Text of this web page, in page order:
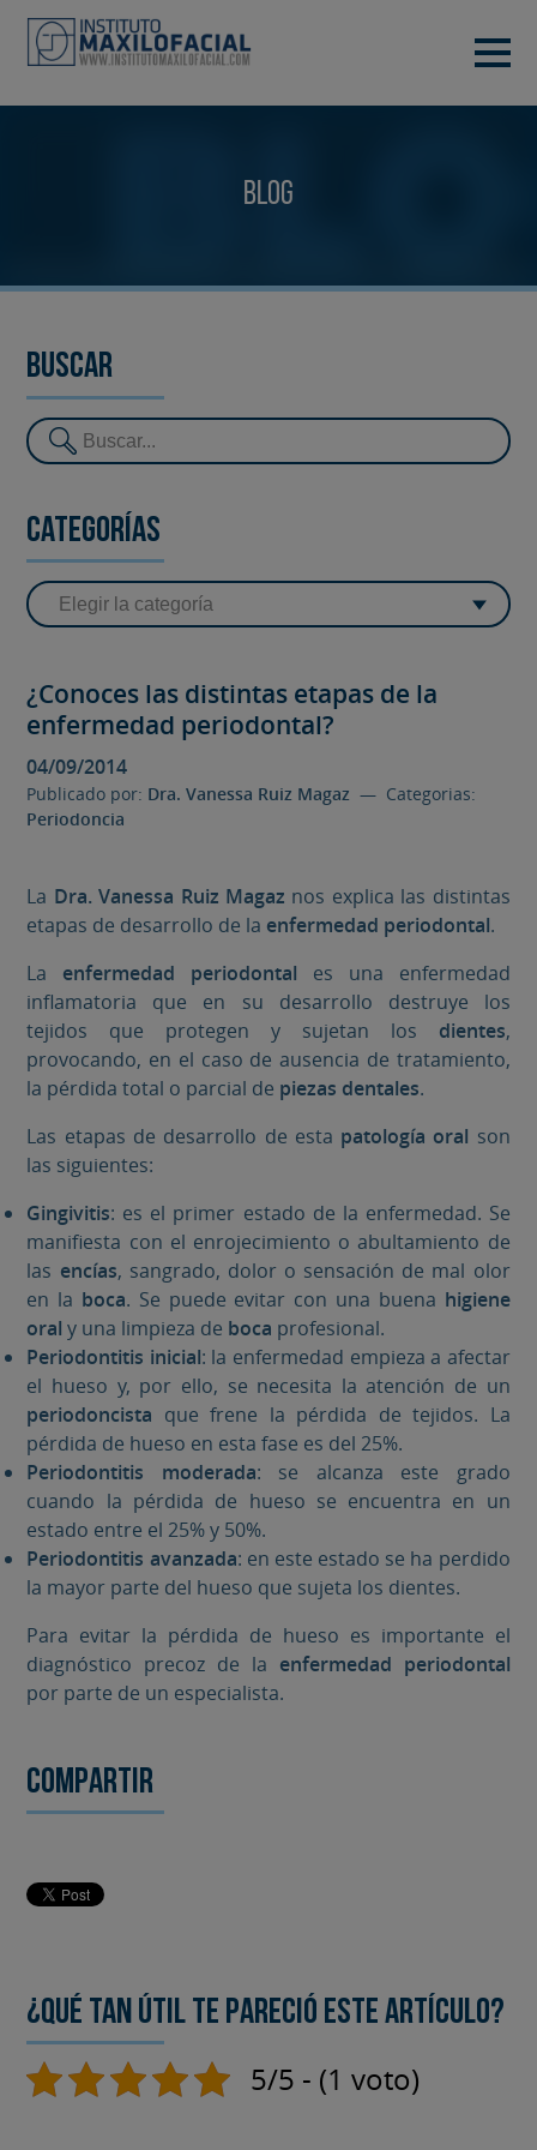
Blog
Buscar
Categorías
¿Conoces las distintas etapas de la
enfermedad periodontal?
04/09/2014
Publicado por: Dra. Vanessa Ruiz Magaz — Categorias:
Periodoncia
La Dra. Vanessa Ruiz Magaz nos explica las distintas
etapas de desarrollo de la enfermedad periodontal.
La enfermedad periodontal es una enfermedad
inflamatoria que en su desarrollo destruye los
tejidos que protegen y sujetan los dientes,
provocando, en el caso de ausencia de tratamiento,
la pérdida total o parcial de piezas dentales.
Las etapas de desarrollo de esta patología oral son
las siguientes:
Gingivitis: es el primer estado de la enfermedad. Se
manifiesta con el enrojecimiento o abultamiento de
las encías, sangrado, dolor o sensación de mal olor
en la boca. Se puede evitar con una buena higiene
oral y una limpieza de boca profesional.
Periodontitis inicial: la enfermedad empieza a afectar
el hueso y, por ello, se necesita la atención de un
periodoncista que frene la pérdida de tejidos. La
pérdida de hueso en esta fase es del 25%.
Periodontitis moderada: se alcanza este grado
cuando la pérdida de hueso se encuentra en un
estado entre el 25% y 50%.
Periodontitis avanzada: en este estado se ha perdido
la mayor parte del hueso que sujeta los dientes.
Para evitar la pérdida de hueso es importante el
diagnóstico precoz de la enfermedad periodontal
por parte de un especialista.
Compartir
¿Qué tan útil te pareció este artículo?
5/5 - (1 voto)